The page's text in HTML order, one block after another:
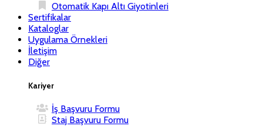
Otomatik Kapı Altı Giyotinleri
Sertifikalar
Kataloglar
Uygulama Örnekleri
İletişim
Diğer
Kariyer
İş Başvuru Formu
Staj Başvuru Formu